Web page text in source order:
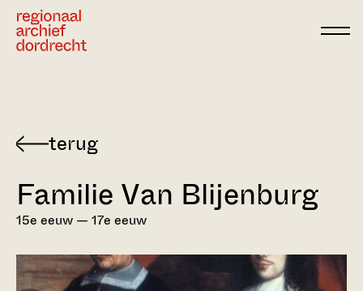
Terug
Dordts
biografisch
woordenboek
Familie Van Blijenburg
15e eeuw — 17e eeuw